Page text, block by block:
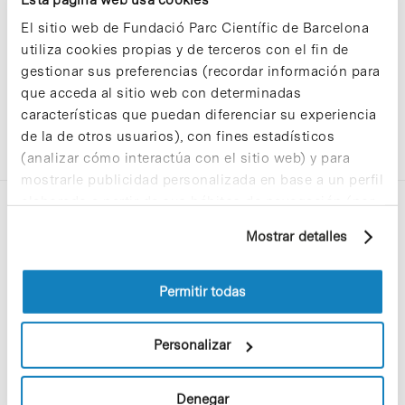
El sitio web de Fundació Parc Científic de Barcelona
utiliza cookies propias y de terceros con el fin de
gestionar sus preferencias (recordar información para
que acceda al sitio web con determinadas
características que puedan diferenciar su experiencia
de la de otros usuarios), con fines estadísticos
(analizar cómo interactúa con el sitio web) y para
mostrarle publicidad personalizada en base a un perfil
elaborado a partir de sus hábitos de navegación (por
información sobre las cookies puede consultar
la Política de cookies del sitio web.
Mostrar detalles
Permitir todas
Personalizar
Denegar
C/Baldiri Reixac, 4-12 i 15